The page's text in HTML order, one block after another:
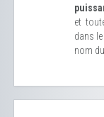
et
dans
nom